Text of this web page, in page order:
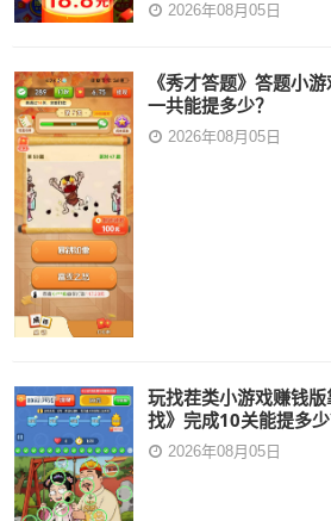
2026年08月05日
《秀才答题》答题小
一共能提多少？
2026年08月05日
玩找茬类小游戏赚钱
找》完成10关能提多少
2026年08月05日